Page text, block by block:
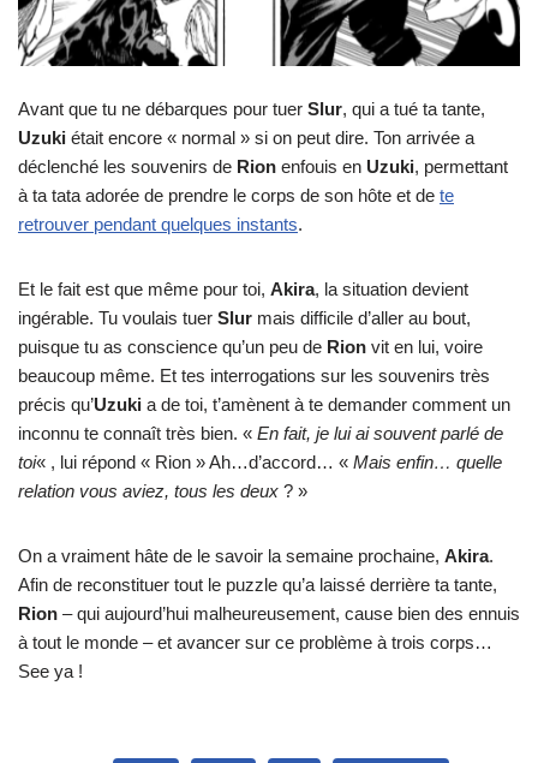
Avant que tu ne débarques pour tuer Slur, qui a tué ta tante,
Uzuki était encore « normal » si on peut dire. Ton arrivée a
déclenché les souvenirs de Rion enfouis en Uzuki, permettant
à ta tata adorée de prendre le corps de son hôte et de te
retrouver pendant quelques instants.
Et le fait est que même pour toi, Akira, la situation devient
ingérable. Tu voulais tuer Slur mais difficile d’aller au bout,
puisque tu as conscience qu’un peu de Rion vit en lui, voire
beaucoup même. Et tes interrogations sur les souvenirs très
précis qu’Uzuki a de toi, t’amènent à te demander comment un
inconnu te connaît très bien. « En fait, je lui ai souvent parlé de
toi« , lui répond « Rion » Ah…d’accord… « Mais enfin… quelle
relation vous aviez, tous les deux ? »
On a vraiment hâte de le savoir la semaine prochaine, Akira.
Afin de reconstituer tout le puzzle qu’a laissé derrière ta tante,
Rion – qui aujourd’hui malheureusement, cause bien des ennuis
à tout le monde – et avancer sur ce problème à trois corps…
See ya !